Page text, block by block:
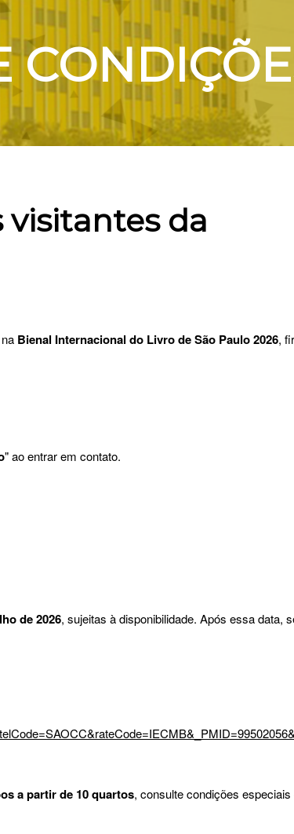
visitantes da
Bienal Internacional do Livro de São Paulo 2026,
" ao entrar em contato.
de 2026, sujeitas à disponibilidade. Após essa data,
a partir de 10 quartos, consulte condições